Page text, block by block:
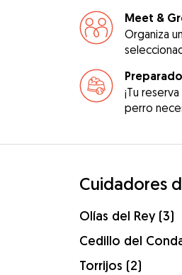
Meet &
Organiza
¡Tu
perro
Cuidadores
Olías del Rey (3)
Cedillo del
Torrijos (2)